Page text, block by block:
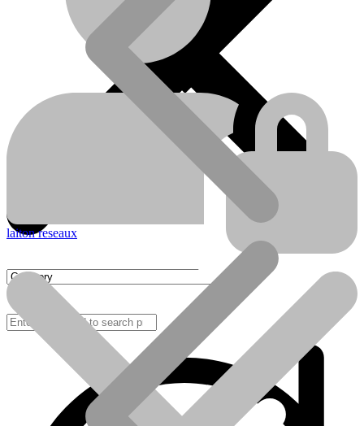
laiton reseaux